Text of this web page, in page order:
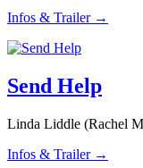
Infos & Trailer →
Send Help
Linda Liddle (Rachel
Infos & Trailer →